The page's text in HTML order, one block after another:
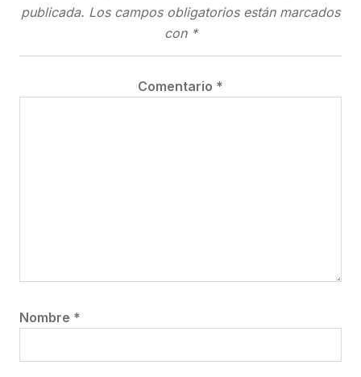
publicada. Los campos obligatorios están marcados
con *
Comentario *
Nombre *